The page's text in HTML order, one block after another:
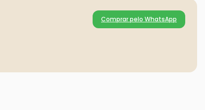
Comprar pelo WhatsApp